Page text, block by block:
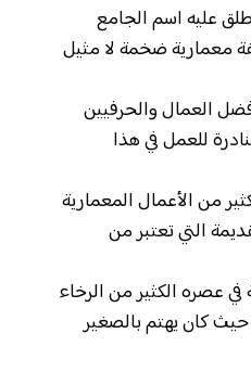
عليه اسم الجامع
معمارية ضخمة لا مثيل
العمال والحرفيين
للعمل في هذا
من الأعمال المعمارية
التي تعتبر من
في عصره الكثير من الرخاء
حيث كان يهتم بالصغير